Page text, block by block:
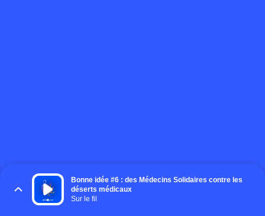
Bonne idée #6 : des Médecins Solidaires contre les
déserts médicaux
Sur le fil